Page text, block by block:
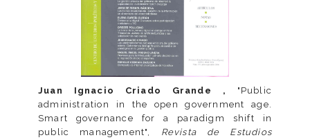
Juan Ignacio Criado Grande ,
"Public
administration in the open government age.
Smart governance for a paradigm shift in
public management", Revista de Estudios